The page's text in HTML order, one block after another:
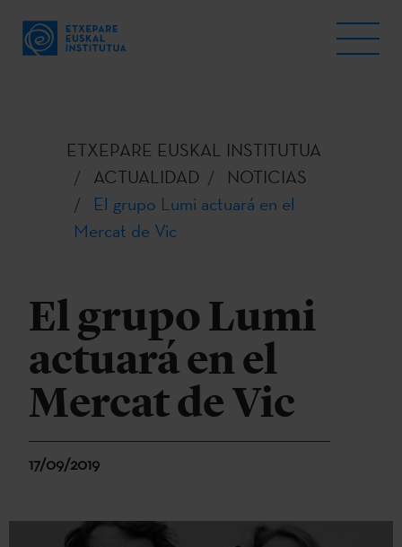
ETXEPARE EUSKAL INSTITUTUA
ACTUALIDAD
NOTICIAS
El grupo Lumi actuará en el
Mercat de Vic
El grupo Lumi
actuará en el
Mercat de Vic
17/09/2019